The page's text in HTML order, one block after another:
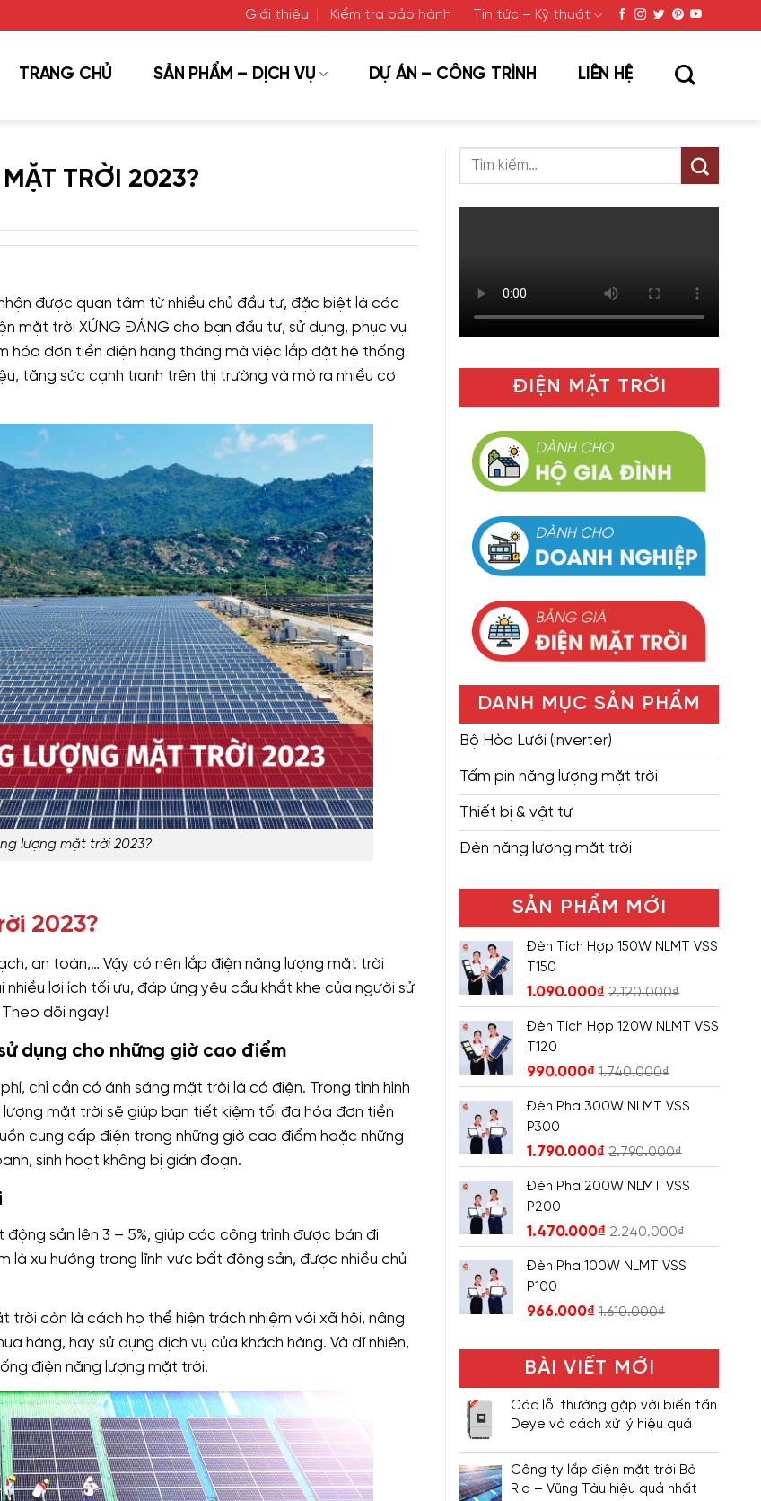
Giới thiệu Kiểm tra bảo hành Tin tức – Kỹ thuật
TRANG CHỦ SẢN PHẨM – DỊCH VỤ DỰ ÁN – CÔNG TRÌNH LIÊN HỆ
TRỜI 2023?
được quan tâm từ nhiều chủ đầu tư, đặc biệt là các
mặt trời XỨNG ĐÁNG cho bạn đầu tư, sử dụng, phục vụ
hóa đơn tiền điện hàng tháng mà việc lắp đặt hệ thống
tăng sức cạnh tranh trên thị trường và mở ra nhiều cơ
lượng mặt trời 2023?
2023?
an toàn,… Vậy có nên lắp điện năng lượng mặt trời
nhiều lợi ích tối ưu, đáp ứng yêu cầu khắt khe của người sử
dõi ngay!
dụng cho những giờ cao điểm
chỉ cần có ánh sáng mặt trời là có điện. Trong tình hình
mặt trời sẽ giúp bạn tiết kiệm tối đa hóa đơn tiền
cung cấp điện trong những giờ cao điểm hoặc những
sinh hoạt không bị gián đoạn.
sản lên 3 – 5%, giúp các công trình được bán đi
là xu hướng trong lĩnh vực bất động sản, được nhiều chủ
trời còn là cách họ thể hiện trách nhiệm với xã hội, nâng
hàng, hay sử dụng dịch vụ của khách hàng. Và dĩ nhiên,
điện năng lượng mặt trời.
ĐIỆN MẶT TRỜI
DANH MỤC SẢN PHẨM
Bộ Hòa Lưới (inverter)
Tấm pin năng lượng mặt trời
Thiết bị & vật tư
Đèn năng lượng mặt trời
SẢN PHẨM MỚI
Đèn Tích Hợp 150W NLMT VSS
T150
1.090.000₫ 2.120.000₫
Đèn Tích Hợp 120W NLMT VSS
T120
990.000₫ 1.740.000₫
Đèn Pha 300W NLMT VSS
P300
1.790.000₫ 2.790.000₫
Đèn Pha 200W NLMT VSS
P200
1.470.000₫ 2.240.000₫
Đèn Pha 100W NLMT VSS
P100
966.000₫ 1.610.000₫
BÀI VIẾT MỚI
Các lỗi thường gặp với biến tần
Deye và cách xử lý hiệu quả
Công ty lắp điện mặt trời Bà
Rịa – Vũng Tàu hiệu quả nhất